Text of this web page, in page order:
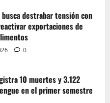
busca destrabar tensión con
exportaciones de
0
10 muertes y 3.122
en el primer semestre